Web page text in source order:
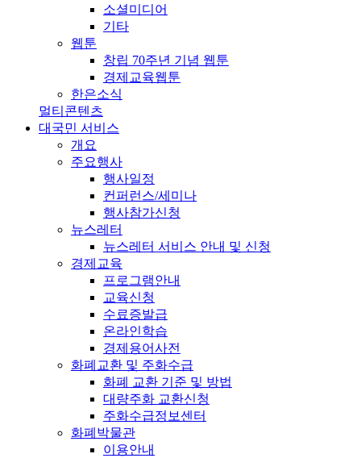
소셜미디어
기타
웹툰
창립 70주년 기념 웹툰
경제교육웹툰
한은소식
멀티콘텐츠
대국민 서비스
개요
주요행사
행사일정
컨퍼런스/세미나
행사참가신청
뉴스레터
뉴스레터 서비스 안내 및 신청
경제교육
프로그램안내
교육신청
수료증발급
온라인학습
경제용어사전
화폐교환 및 주화수급
화폐 교환 기준 및 방법
대량주화 교환신청
주화수급정보센터
화폐박물관
이용안내